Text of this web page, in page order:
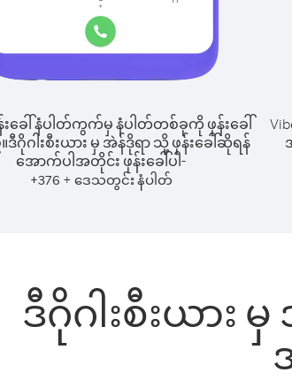
းခေါ်နံပါတ်ကွက်မှ နံပါတ်တစ်ခုကို ဖုန်းခေါ်
ဒီဂိုဂါးစီးယား မှ အဲန်ဒိုရာ သို့ ဖုန်းခေါ်ဆိုရန်
အောက်ပါအတိုင်း ဖုန်းခေါ်ပါ-
+376 + ဒေသတွင်း နံပါတ်
ဒီဂိုဂါးစီးယား